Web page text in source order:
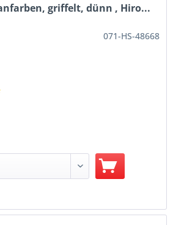
griffelt, dünn , Hiro...
071-HS-48668